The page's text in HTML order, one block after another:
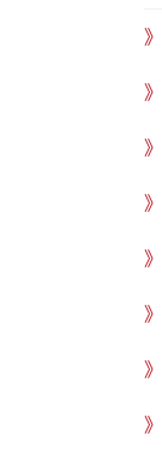
》
》
》
》
》
》
》
》